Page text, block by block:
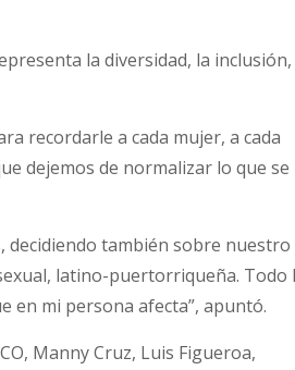
la diversidad, la inclusión,
recordarle a cada mujer, a cada
dejemos de normalizar lo que se
también sobre nuestro
latino-puertorriqueña. Todo
en mi persona afecta”, apuntó.
Manny Cruz, Luis Figueroa,